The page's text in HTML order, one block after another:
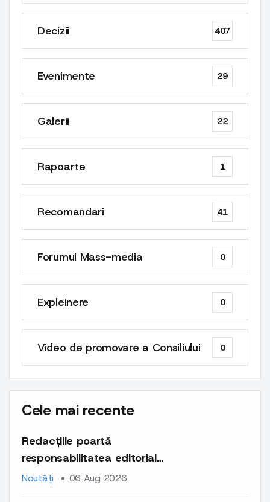
Decizii 407
Evenimente 29
Galerii 22
Rapoarte 1
Recomandari 41
Forumul Mass-media 0
Expleinere 0
Video de promovare a Consiliului 0
Cele mai recente
Redacțiile poartă
responsabilitatea editorială
și deontologică pentru
Noutăți 06 Aug 2026